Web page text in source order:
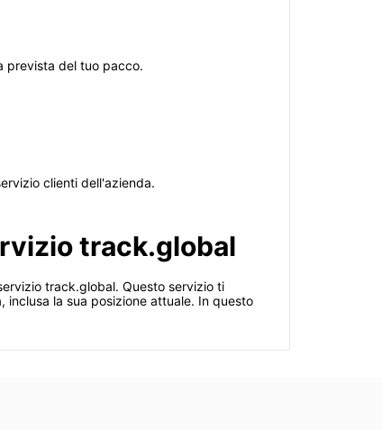
prevista del tuo pacco.
clienti dell'azienda.
track.global
track.global. Questo servizio ti
la sua posizione attuale. In questo